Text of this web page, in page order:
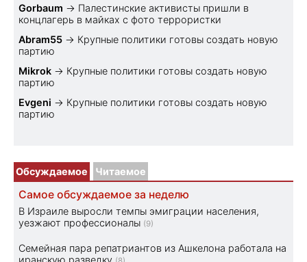
Gorbaum → Палестинские активисты пришли в
концлагерь в майках с фото террористки
Abram55 → Крупные политики готовы создать новую
партию
Mikrok → Крупные политики готовы создать новую
партию
Evgeni → Крупные политики готовы создать новую
партию
Обсуждаемое Читаемое
Самое обсуждаемое за неделю
В Израиле выросли темпы эмиграции населения,
уезжают профессионалы (9)
Семейная пара репатриантов из Ашкелона работала на
иранскую разведку